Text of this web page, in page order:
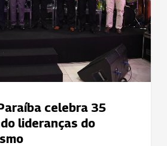
celebra 35
lideranças do